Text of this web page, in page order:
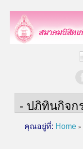
คุณอยู่ที่: Home